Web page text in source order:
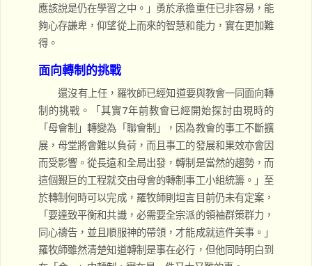
應該說是仍在學習之中。」勇於承擔重任已非容易，能
夠心存謙卑，仰望從上而來的智慧和能力，實在更加難
得。
面向轉制的挑戰
還沒有上任，羅牧師已經知道要與教會一同面向轉
制的挑戰。「其實7年前教會已經開始探討由現時的
「母會制」轉變為「聯會制」，因為教會的事工不斷擴
展，母堂將會難以負荷，而且事工的發展和果效亦會因
而受影響。從長遠和全局出發，轉制是當然的趨勢，而
這個艱巨的工程就交由母會的轉制事工小組統籌。」至
於轉制何時可以完成，羅牧師則坦言目前仍未有定案，
「要達致平衡和共識，必需要全宗派的領袖群策群力，
同心禱告，並且順服神的帶領，才能成就這件美事。」
羅牧師雖然清楚知道轉制是事在必行，但他同時明白到